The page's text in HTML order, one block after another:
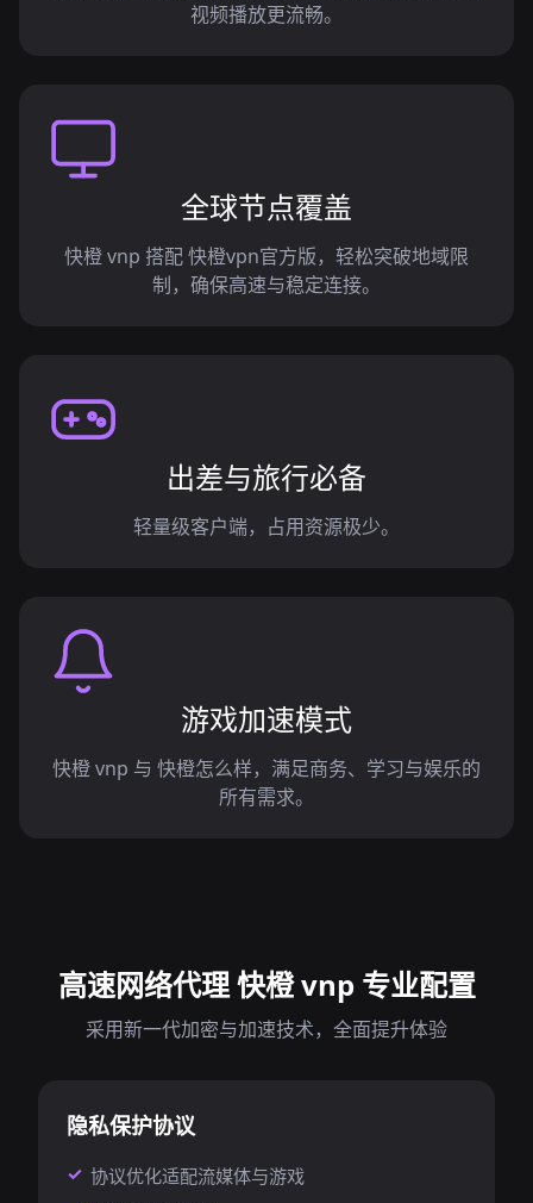
视频播放更流畅。
全球节点覆盖
快橙 vnp 搭配 快橙vpn官方版，轻松突破地域限
制，确保高速与稳定连接。
出差与旅行必备
轻量级客户端，占用资源极少。
游戏加速模式
快橙 vnp 与 快橙怎么样，满足商务、学习与娱乐的
所有需求。
高速网络代理 快橙 vnp 专业配置
采用新一代加密与加速技术，全面提升体验
隐私保护协议
协议优化适配流媒体与游戏